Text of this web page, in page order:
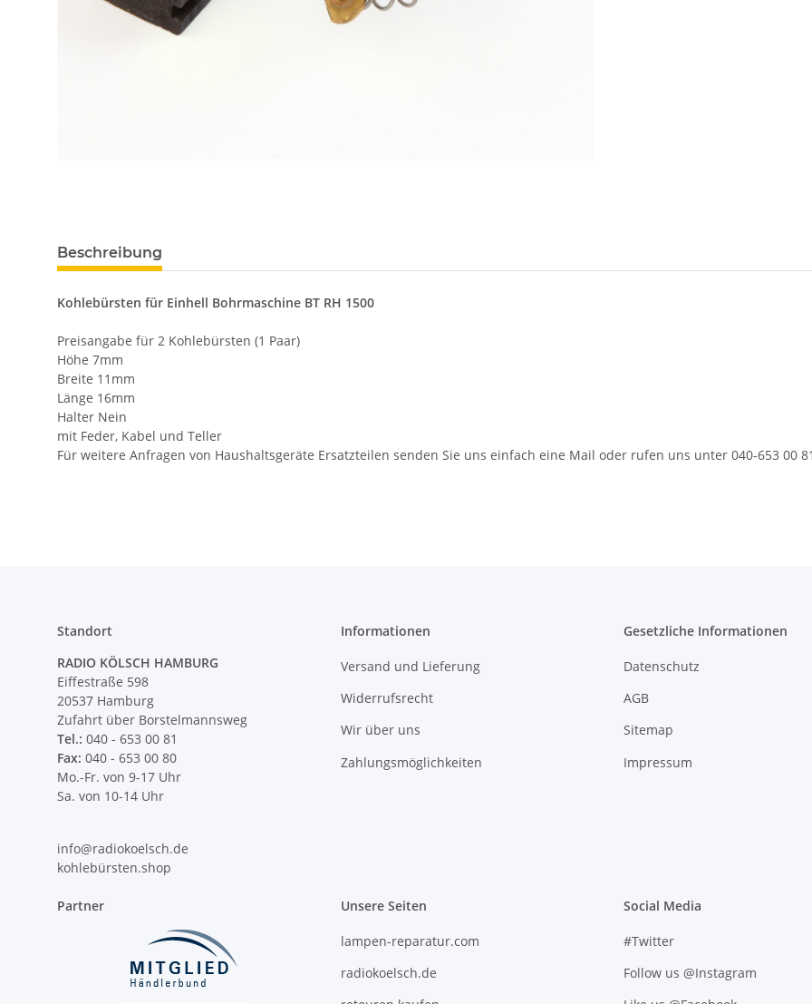
Beschreibung
Kohlebürsten für Einhell Bohrmaschine BT RH 1500
Preisangabe für 2 Kohlebürsten (1 Paar)
Höhe 7mm
Breite 11mm
Länge 16mm
Halter Nein
mit Feder, Kabel und Teller
Für weitere Anfragen von Haushaltsgeräte Ersatzteilen senden Sie uns einfach eine Mail oder rufen uns unter 040-653 00
Standort
RADIO KÖLSCH HAMBURG
Eiffestraße 598
20537 Hamburg
Zufahrt über Borstelmannsweg
Tel.: 040 - 653 00 81
Fax: 040 - 653 00 80
Mo.-Fr. von 9-17 Uhr
Sa. von 10-14 Uhr
info@radiokoelsch.de
kohlebürsten.shop
Informationen
Versand und Lieferung
Widerrufsrecht
Wir über uns
Zahlungsmöglichkeiten
Gesetzliche Informationen
Datenschutz
AGB
Sitemap
Impressum
Partner Unsere Seiten
lampen-reparatur.com
radiokoelsch.de
Social Media
#Twitter
Follow us @Instagram